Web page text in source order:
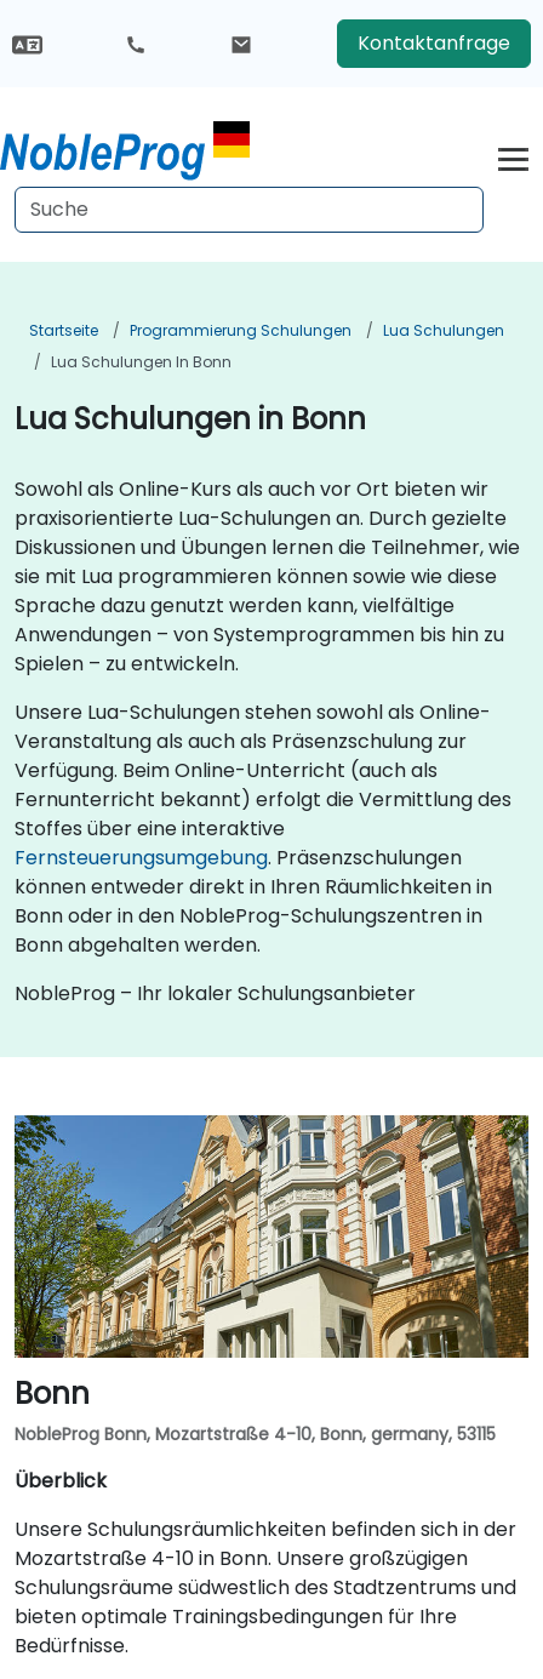
Kontaktanfrage
Startseite Programmierung Schulungen
Lua Schulungen
Lua Schulungen In Bonn
Lua Schulungen in Bonn
Sowohl als Online-Kurs als auch vor Ort bieten wir
praxisorientierte Lua-Schulungen an. Durch gezielte
Diskussionen und Übungen lernen die Teilnehmer, wie
sie mit Lua programmieren können sowie wie diese
Sprache dazu genutzt werden kann, vielfältige
Anwendungen – von Systemprogrammen bis hin zu
Spielen – zu entwickeln.
Unsere Lua-Schulungen stehen sowohl als Online-
Veranstaltung als auch als Präsenzschulung zur
Verfügung. Beim Online-Unterricht (auch als
Fernunterricht bekannt) erfolgt die Vermittlung des
Stoffes über eine interaktive
Fernsteuerungsumgebung. Präsenzschulungen
können entweder direkt in Ihren Räumlichkeiten in
Bonn oder in den NobleProg-Schulungszentren in
Bonn abgehalten werden.
NobleProg – Ihr lokaler Schulungsanbieter
Bonn
NobleProg Bonn, Mozartstraße 4-10, Bonn, germany, 53115
Überblick
Unsere Schulungsräumlichkeiten befinden sich in der
Mozartstraße 4-10 in Bonn. Unsere großzügigen
Schulungsräume südwestlich des Stadtzentrums und
bieten optimale Trainingsbedingungen für Ihre
Bedürfnisse.